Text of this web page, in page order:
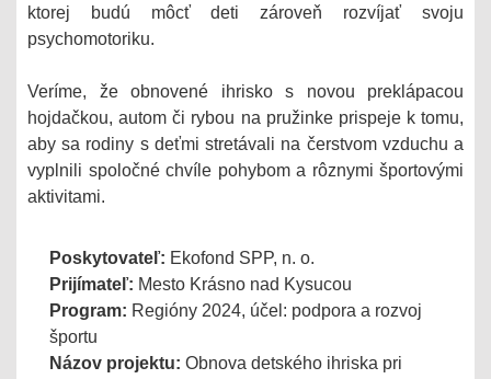
ktorej budú môcť deti zároveň rozvíjať svoju
psychomotoriku.
Veríme, že obnovené ihrisko s novou preklápacou
hojdačkou, autom či rybou na pružinke prispeje k tomu,
aby sa rodiny s deťmi stretávali na čerstvom vzduchu a
vyplnili spoločné chvíle pohybom a rôznymi športovými
aktivitami.
Poskytovateľ: Ekofond SPP, n. o.
Prijímateľ: Mesto Krásno nad Kysucou
Program: Regióny 2024, účel: podpora a rozvoj
športu
Názov projektu: Obnova detského ihriska pri